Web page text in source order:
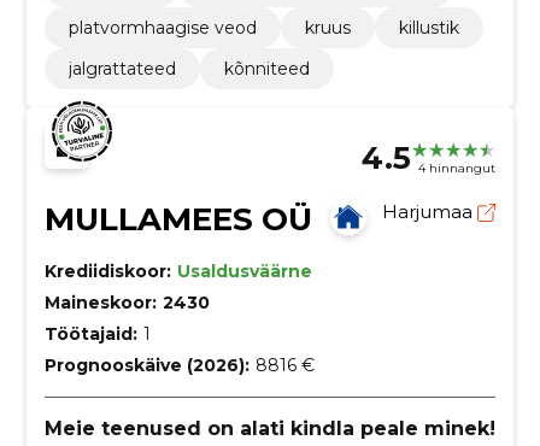
platvormhaagise veod
kruus
killustik
jalgrattateed
kõnniteed
4.5 4 hinnangut
MULLAMEES OÜ Harjumaa
Krediidiskoor: Usaldusväärne
Maineskoor: 2430
Töötajaid: 1
Prognooskäive (2026): 8816 €
Meie teenused on alati kindla peale minek!